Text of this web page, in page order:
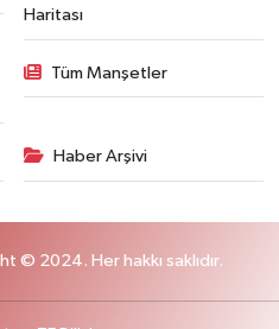
Haritası
Tüm Manşetler
Haber Arşivi
© 2024. Her hakkı saklıdır.